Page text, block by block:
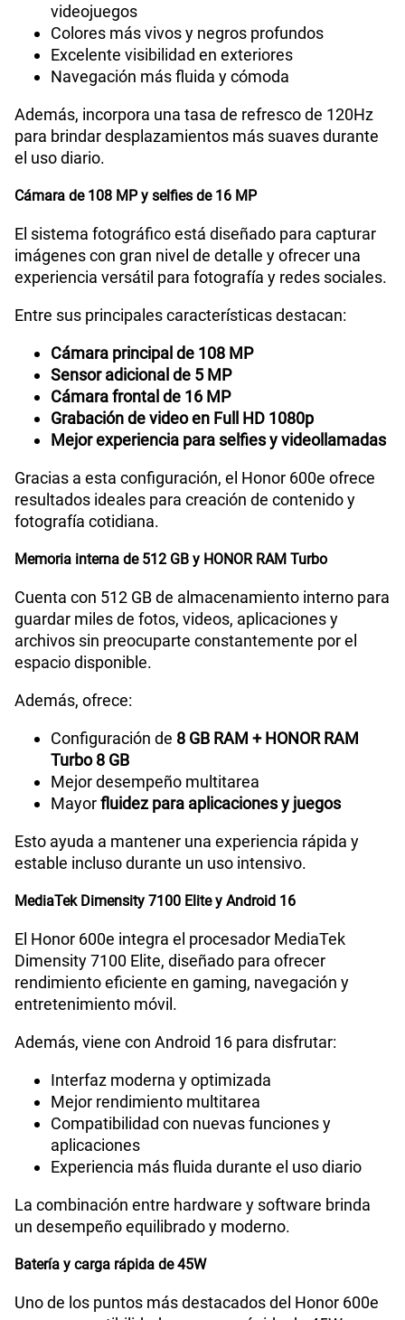
videojuegos
Colores más vivos y negros profundos
Excelente visibilidad en exteriores
Navegación más fluida y cómoda
Además, incorpora una tasa de refresco de 120Hz
para brindar desplazamientos más suaves durante
el uso diario.
Cámara de 108 MP y selfies de 16 MP
El sistema fotográfico está diseñado para capturar
imágenes con gran nivel de detalle y ofrecer una
experiencia versátil para fotografía y redes sociales.
Entre sus principales características destacan:
Cámara principal de 108 MP
Sensor adicional de 5 MP
Cámara frontal de 16 MP
Grabación de video en Full HD 1080p
Mejor experiencia para selfies y videollamadas
Gracias a esta configuración, el Honor 600e ofrece
resultados ideales para creación de contenido y
fotografía cotidiana.
Memoria interna de 512 GB y HONOR RAM Turbo
Cuenta con 512 GB de almacenamiento interno para
guardar miles de fotos, videos, aplicaciones y
archivos sin preocuparte constantemente por el
espacio disponible.
Además, ofrece:
Configuración de 8 GB RAM + HONOR RAM
Turbo 8 GB
Mejor desempeño multitarea
Mayorfluidez para aplicaciones y juegos
Esto ayuda a mantener una experiencia rápida y
estable incluso durante un uso intensivo.
MediaTek Dimensity 7100 Elite y Android 16
El Honor 600e integra el procesador MediaTek
Dimensity 7100 Elite, diseñado para ofrecer
rendimiento eficiente en gaming, navegación y
entretenimiento móvil.
Además, viene con Android 16 para disfrutar:
Interfaz moderna y optimizada
Mejor rendimiento multitarea
Compatibilidad con nuevas funciones y
aplicaciones
Experiencia más fluida durante el uso diario
La combinación entre hardware y software brinda
un desempeño equilibrado y moderno.
Batería y carga rápida de 45W
Uno de los puntos más destacados del Honor 600e